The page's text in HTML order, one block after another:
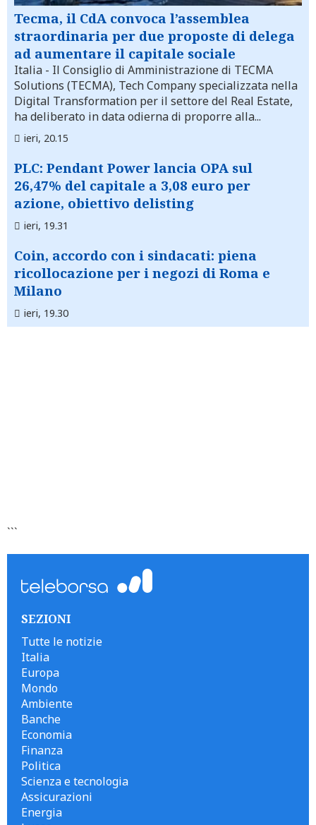
Tecma, il CdA convoca l’assemblea
straordinaria per due proposte di delega
ad aumentare il capitale sociale
Italia - Il Consiglio di Amministrazione di TECMA
Solutions (TECMA), Tech Company specializzata nella
Digital Transformation per il settore del Real Estate,
ha deliberato in data odierna di proporre alla...
ieri, 20.15
PLC: Pendant Power lancia OPA sul
26,47% del capitale a 3,08 euro per
azione, obiettivo delisting
ieri, 19.31
Coin, accordo con i sindacati: piena
ricollocazione per i negozi di Roma e
Milano
ieri, 19.30
```
SEZIONI
Tutte le notizie
Italia
Europa
Mondo
Ambiente
Banche
Economia
Finanza
Politica
Scienza e tecnologia
Assicurazioni
Energia